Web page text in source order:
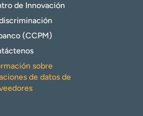
de Innovación
(CCPM)
sobre
de datos de